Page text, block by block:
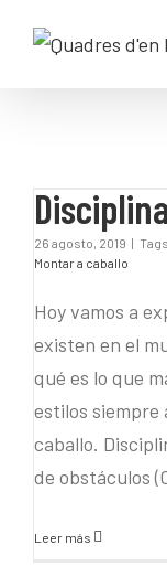
26 agosto, 2019 |
Montar a caballo
Hoy vamos a
existen en el
qué es lo que
estilos siempre
caballo.
de obstáculos
Leer más